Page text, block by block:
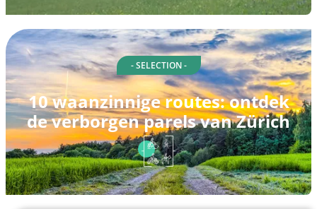
- SELECTION -
10 waanzinnige routes: ontdek
de verborgen parels van Zürich